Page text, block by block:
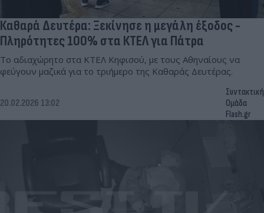
Καθαρά Δευτέρα: Ξεκίνησε η μεγάλη έξοδος -
Πληρότητες 100% στα ΚΤΕΛ για Πάτρα
Το αδιαχώρητο στα ΚΤΕΛ Κηφισού, με τους Αθηναίους να
φεύγουν μαζικά για το τριήμερο της Καθαράς Δευτέρας.
20.02.2026 13:02
Συντακτική
Ομάδα
Flash.gr